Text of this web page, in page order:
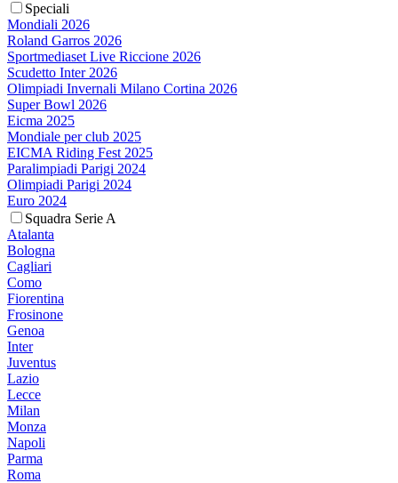
Speciali
Mondiali 2026
Roland Garros 2026
Sportmediaset Live Riccione 2026
Scudetto Inter 2026
Olimpiadi Invernali Milano Cortina 2026
Super Bowl 2026
Eicma 2025
Mondiale per club 2025
EICMA Riding Fest 2025
Paralimpiadi Parigi 2024
Olimpiadi Parigi 2024
Euro 2024
Squadra Serie A
Atalanta
Bologna
Cagliari
Como
Fiorentina
Frosinone
Genoa
Inter
Juventus
Lazio
Lecce
Milan
Monza
Napoli
Parma
Roma